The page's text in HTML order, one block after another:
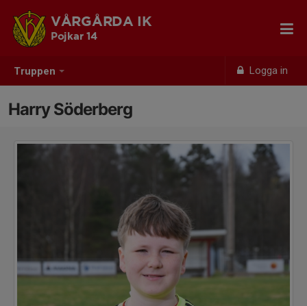
Truppen Logga in
VÅRGÅRDA IK
Pojkar 14
Harry Söderberg